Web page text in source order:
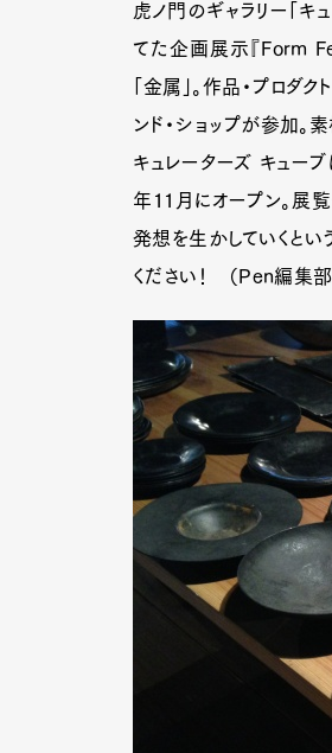
虎ノ門のギャラリー「
てた企画展示『Form
「金属」。作品・プロダ
ンド・ショップが参加
キュレーターズ キュー
年11月にオープン。展
発想を生かしていくとい
ください！ （Pen編集部